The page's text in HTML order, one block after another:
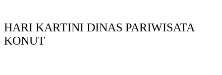
HARI KARTINI DINAS PARIWISATA
KONUT